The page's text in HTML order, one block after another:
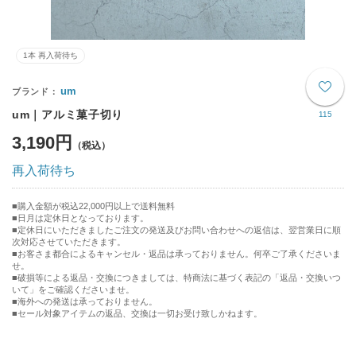
1本 再入荷待ち
115
um
um｜アルミ菓子切り
3,190円
再入荷待ち
購入金額が税込22,000円以上で送料無料
日月は定休日となっております。
■定休日にいただきましたご注文の発送及びお問い合わせへの返信は、翌営業日に順
次対応させていただきます。
■お客さま都合によるキャンセル・返品は承っておりません。何卒ご了承くださいま
せ。
■破損等による返品・交換につきましては、特商法に基づく表記の「返品・交換いつ
いて」をご確認くださいませ。
■海外への発送は承っておりません。
■セール対象アイテムの返品、交換は一切お受け致しかねます。